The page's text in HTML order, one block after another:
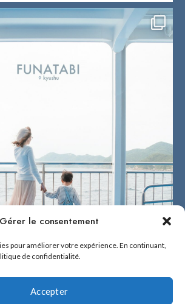
Gérer le consentement
pour améliorer votre expérience. En continuant,
de confidentialité.
Accepter